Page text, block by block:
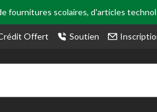
fournitures scolaires, d'articles
Offert Soutien